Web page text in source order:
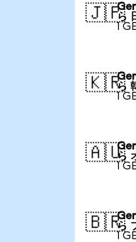
🇯🇵
ら
1
🇰🇷
ら
1
🇦🇺
ら
1
🇧🇷
ら
1